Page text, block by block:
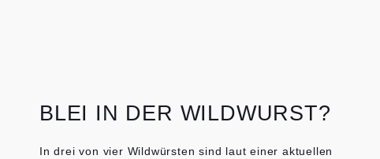
BLEI IN DER WILDWURST?
In drei von vier Wildwürsten sind laut einer aktuellen